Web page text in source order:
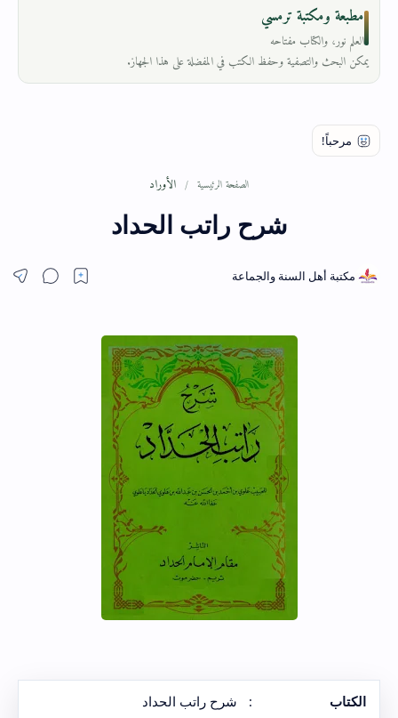
مطبعة ومكتبة ترمسي
العلم نور، والكتاب مفتاحه
يمكن البحث والتصفية وحفظ الكتب في المفضلة على هذا الجهاز.
الصفحة الرئيسية الأوراد
شرح راتب الحداد
الكتاب : شرح راتب الحداد